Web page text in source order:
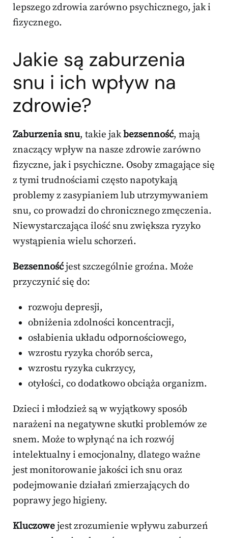
lepszego zdrowia zarówno psychicznego, jak i
fizycznego.
Jakie są zaburzenia
snu i ich wpływ na
zdrowie?
Zaburzenia snu, takie jakbezsenność, mają
znaczący wpływ na nasze zdrowie zarówno
fizyczne, jak i psychiczne. Osoby zmagające się
z tymi trudnościami często napotykają
problemy z zasypianiem lub utrzymywaniem
snu, co prowadzi do chronicznego zmęczenia.
Niewystarczająca ilość snu zwiększa ryzyko
wystąpienia wielu schorzeń.
Bezsennośćjest szczególnie groźna. Może
przyczynić się do:
rozwoju depresji,
obniżenia zdolności koncentracji,
osłabienia układu odpornościowego,
wzrostu ryzyka chorób serca,
wzrostu ryzyka cukrzycy,
otyłości, co dodatkowo obciąża organizm.
Dzieci i młodzież są w wyjątkowy sposób
narażeni na negatywne skutki problemów ze
snem. Może to wpłynąć na ich rozwój
intelektualny i emocjonalny, dlatego ważne
jest monitorowanie jakości ich snu oraz
podejmowanie działań zmierzających do
poprawy jego higieny.
Kluczowejest zrozumienie wpływu zaburzeń